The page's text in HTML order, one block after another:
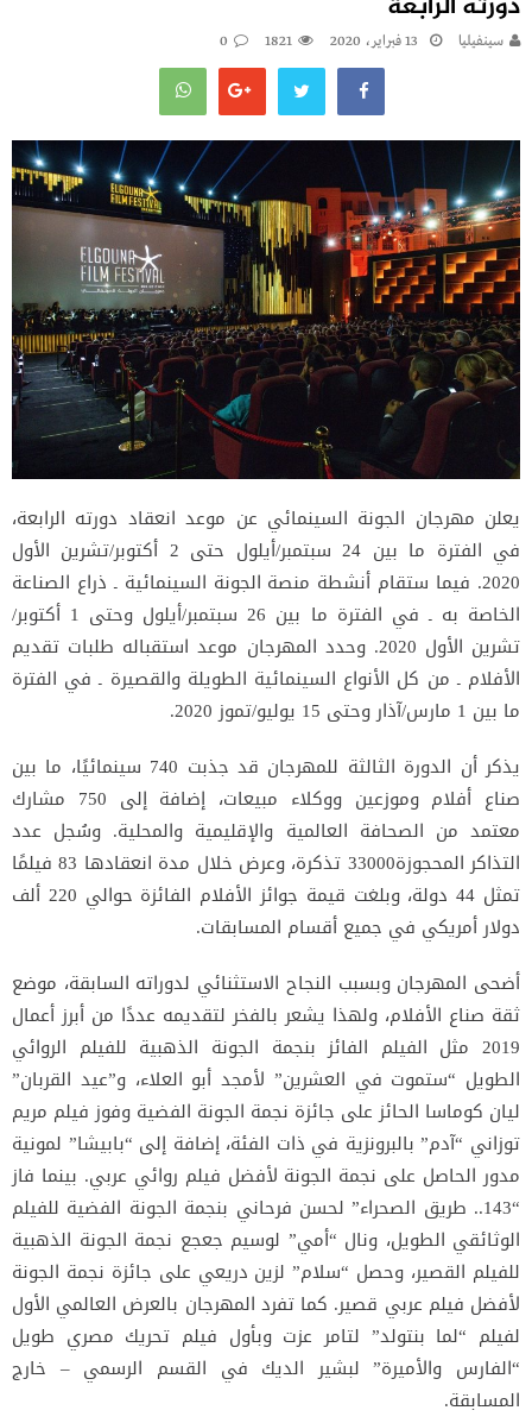
سينفيليا 13 فبراير، 2020 1821
0
يعلن مهرجان الجونة السينمائي عن موعد انعقاد دورته الرابعة،
في الفترة ما بين 24 سبتمبر/أيلول حتى 2 أكتوبر/تشرين الأول
2020. فيما ستقام أنشطة منصة الجونة السينمائية ـ ذراع الصناعة
الخاصة به ـ في الفترة ما بين 26 سبتمبر/أيلول وحتى 1 أكتوبر/
تشرين الأول 2020. وحدد المهرجان موعد استقباله طلبات تقديم
الأفلام ـ من كل الأنواع السينمائية الطويلة والقصيرة ـ في الفترة
ما بين 1 مارس/آذار وحتى 15 يوليو/تموز 2020.
يذكر أن الدورة الثالثة للمهرجان قد جذبت 740 سينمائيًا، ما بين
صناع أفلام وموزعين ووكلاء مبيعات، إضافة إلى 750 مشارك
معتمد من الصحافة العالمية والإقليمية والمحلية. وسُجل عدد
التذاكر المحجوزة33000 تذكرة، وعرض خلال مدة انعقادها 83 فيلمًا
تمثل 44 دولة، وبلغت قيمة جوائز الأفلام الفائزة حوالي 220 ألف
دولار أمريكي في جميع أقسام المسابقات.
أضحى المهرجان وبسبب النجاح الاستثنائي لدوراته السابقة، موضع
ثقة صناع الأفلام، ولهذا يشعر بالفخر لتقديمه عددًا من أبرز أعمال
2019 مثل الفيلم الفائز بنجمة الجونة الذهبية للفيلم الروائي
الطويل “ستموت في العشرين” لأمجد أبو العلاء، و”عيد القربان”
ليان كوماسا الحائز على جائزة نجمة الجونة الفضية وفوز فيلم مريم
توزاني “آدم” بالبرونزية في ذات الفئة، إضافة إلى “بابيشا” لمونية
مدور الحاصل على نجمة الجونة لأفضل فيلم روائي عربي. بينما فاز
“143.. طريق الصحراء” لحسن فرحاني بنجمة الجونة الفضية للفيلم
الوثائقي الطويل، ونال “أمي” لوسيم جعجع نجمة الجونة الذهبية
للفيلم القصير، وحصل “سلام” لزين دريعي على جائزة نجمة الجونة
لأفضل فيلم عربي قصير. كما تفرد المهرجان بالعرض العالمي الأول
لفيلم “لما بنتولد” لتامر عزت وبأول فيلم تحريك مصري طويل
“الفارس والأميرة” لبشير الديك في القسم الرسمي – خارج
المسابقة.